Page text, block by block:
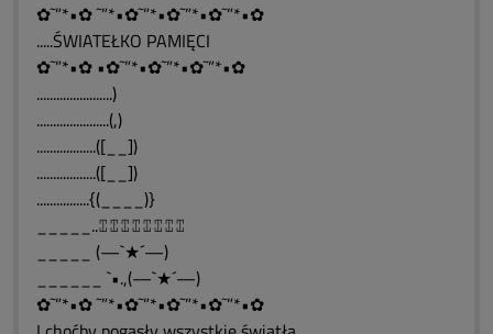
✿˜”*•✿ ˜”*•✿˜”*•✿˜”*•✿˜”*•✿
.....ŚWIATEŁKO PAMIĘCI
✿˜”*•✿ •✿˜”*•✿˜”*•✿˜”*•✿
.......................)
......................(,)
..................([__])
..................([__])
................{(____)}
_____..⑄⑄⑄⑄⑄⑄⑄⑄
_____ (—`★´—)
______ `•.,(—`★´—)
✿˜”*•✿ ˜”*•✿˜”*•✿˜”*•✿˜”*•✿